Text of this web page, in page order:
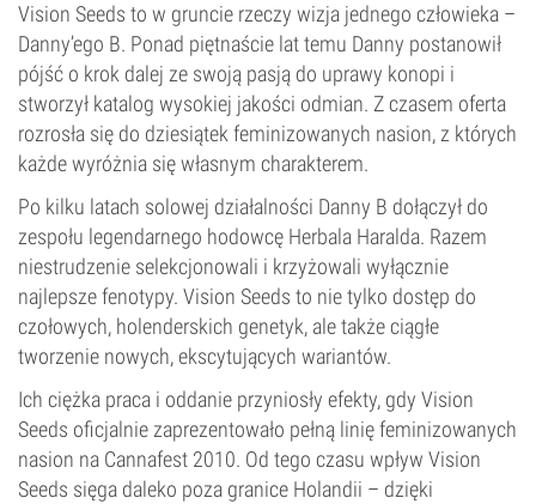
Vision Seeds to w gruncie rzeczy wizja jednego człowieka –
Danny’ego B. Ponad piętnaście lat temu Danny postanowił
pójść o krok dalej ze swoją pasją do uprawy konopi i
stworzył katalog wysokiej jakości odmian. Z czasem oferta
rozrosła się do dziesiątek feminizowanych nasion, z których
każde wyróżnia się własnym charakterem.
Po kilku latach solowej działalności Danny B dołączył do
zespołu legendarnego hodowcę Herbala Haralda. Razem
niestrudzenie selekcjonowali i krzyżowali wyłącznie
najlepsze fenotypy. Vision Seeds to nie tylko dostęp do
czołowych, holenderskich genetyk, ale także ciągłe
tworzenie nowych, ekscytujących wariantów.
Ich ciężka praca i oddanie przyniosły efekty, gdy Vision
Seeds oficjalnie zaprezentowało pełną linię feminizowanych
nasion na Cannafest 2010. Od tego czasu wpływ Vision
Seeds sięga daleko poza granice Holandii – dzięki